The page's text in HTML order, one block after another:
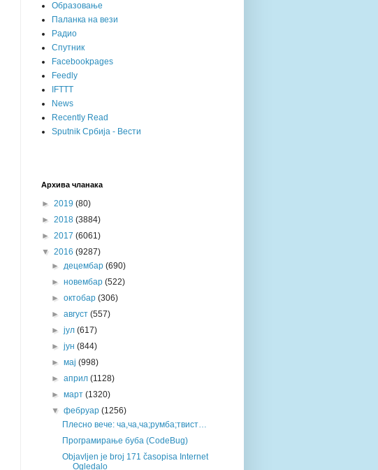
Образовање
Паланка на вези
Радио
Спутник
Facebookpages
Feedly
IFTTT
News
Recently Read
Sputnik Србија - Вести
Архива чланака
► 2019 (80)
► 2018 (3884)
► 2017 (6061)
▼ 2016 (9287)
►децембар(690)
►новембар(522)
►октобар(306)
►август(557)
►јул(617)
►јун(844)
►мај(998)
►април(1128)
►март(1320)
▼фебруар(1256)
Плесно вече: ча,ча,ча;румба;твист…
Програмирање буба (CodeBug)
Objavljen je broj 171 časopisa Internet
Ogledalo